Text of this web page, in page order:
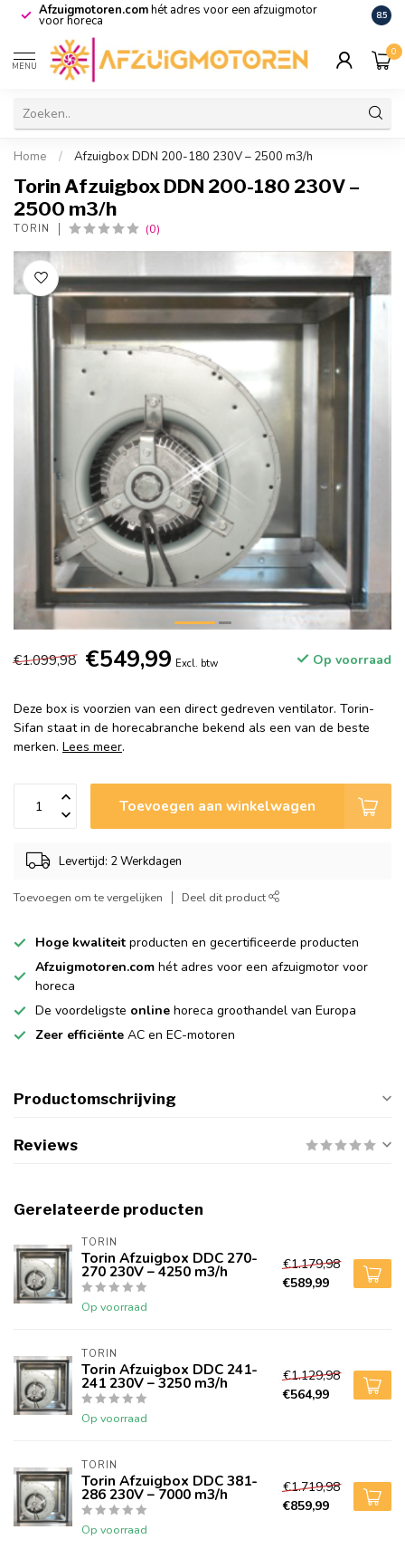
Afzuigmotoren.comhét adres voor een afzuigmotor
voor horeca De
8.5
MENU
0
Home / Afzuigbox DDN 200-180 230V – 2500 m3/h
Torin Afzuigbox DDN 200-180 230V –
2500 m3/h
TORIN (0)
€1.099,98 €549,99 Excl. btw Op voorraad
Deze box is voorzien van een direct gedreven ventilator. Torin-
Sifan staat in de horecabranche bekend als een van de beste
merken. Lees meer.
Toevoegen aan winkelwagen
Levertijd: 2 Werkdagen
Toevoegen om te vergelijken Deel dit product
Hoge kwaliteit producten en gecertificeerde producten
Afzuigmotoren.com hét adres voor een afzuigmotor voor
horeca
De voordeligste online horeca groothandel van Europa
Zeer efficiënte AC en EC-motoren
Productomschrijving
Reviews
Gerelateerde producten
TORIN
Torin Afzuigbox DDC 270-
270 230V – 4250 m3/h
Op voorraad
€1.179,98
€589,99
TORIN
Torin Afzuigbox DDC 241-
241 230V – 3250 m3/h
Op voorraad
€1.129,98
€564,99
TORIN
Torin Afzuigbox DDC 381-
286 230V – 7000 m3/h
Op voorraad
€1.719,98
€859,99